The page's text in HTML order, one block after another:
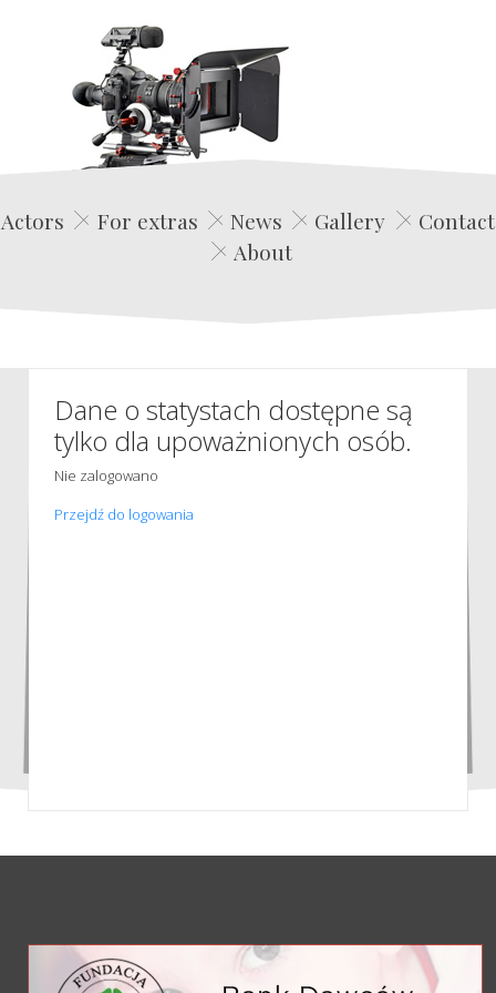
Edwin Film Agencja Aktorska
Actors For extras News Gallery
Contact
About
Dane o statystach dostępne są
tylko dla upoważnionych osób.
Nie zalogowano
Przejdź do logowania